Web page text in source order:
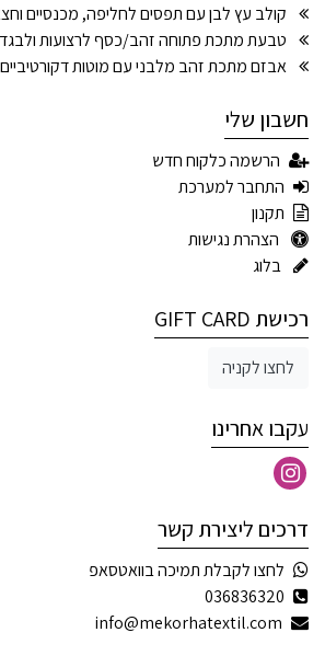
קולב עץ לבן עם תפסים לחליפה, מכנסיים וחצאית –
טבעת מתכת פתוחה זהב/כסף לרצועות
אבזם מתכת זהב מלבני עם מוטות דקורטיביים
חשבון שלי
הרשמה כלקוח חדש
התחבר למערכת
תקנון
הצהרת נגישות
בלוג
רכישת GIFT CARD
לחצו לקניה
עקבו אחרינו
דרכים ליצירת קשר
לחצו לקבלת תמיכה בוואטסאפ
036836320
info@mekorhatextil.com